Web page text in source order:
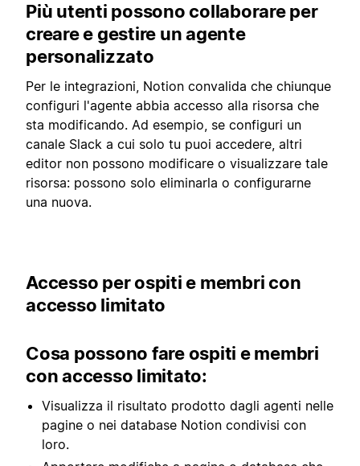
Più utenti possono collaborare per
creare e gestire un agente
personalizzato
Per le integrazioni, Notion convalida che chiunque
configuri l'agente abbia accesso alla risorsa che
sta modificando. Ad esempio, se configuri un
canale Slack a cui solo tu puoi accedere, altri
editor non possono modificare o visualizzare tale
risorsa: possono solo eliminarla o configurarne
una nuova.
Accesso per ospiti e membri con
accesso limitato
Cosa possono fare ospiti e membri
con accesso limitato:
Visualizza il risultato prodotto dagli agenti nelle
pagine o nei database Notion condivisi con
loro.